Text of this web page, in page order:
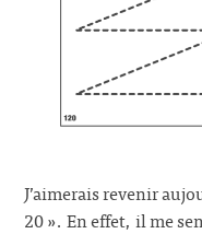
J’aimerais revenir
20 ». En effet, il me